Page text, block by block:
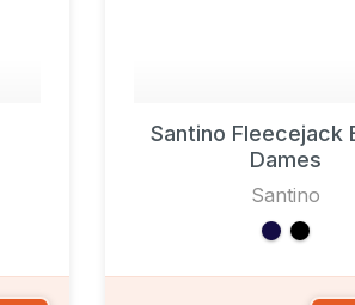
Santino Fleecejack
Dames
Santino